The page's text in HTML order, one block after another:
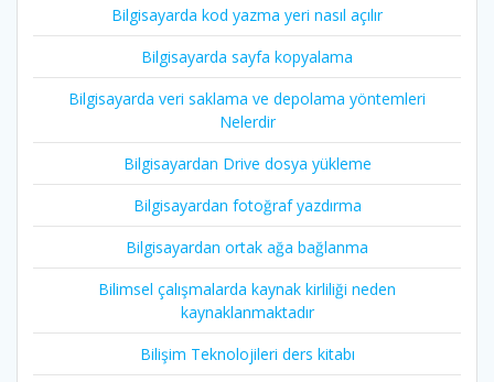
Bilgisayarda kod yazma yeri nasıl açılır
Bilgisayarda sayfa kopyalama
Bilgisayarda veri saklama ve depolama yöntemleri
Nelerdir
Bilgisayardan Drive dosya yükleme
Bilgisayardan fotoğraf yazdırma
Bilgisayardan ortak ağa bağlanma
Bilimsel çalışmalarda kaynak kirliliği neden
kaynaklanmaktadır
Bilişim Teknolojileri ders kitabı